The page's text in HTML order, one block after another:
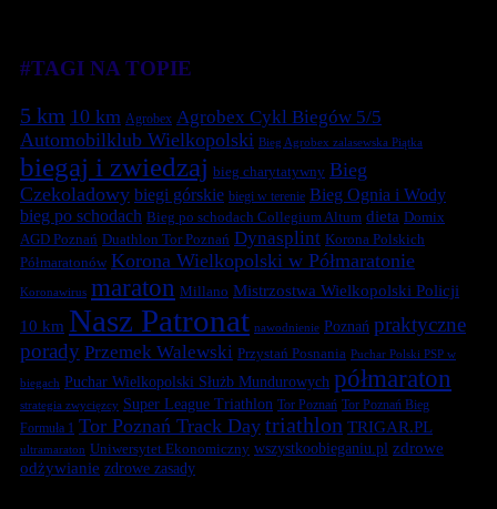
#TAGI NA TOPIE
5 km 10 km Agrobex Agrobex Cykl Biegów 5/5
Automobilklub Wielkopolski Bieg Agrobex zalasewska Piątka
biegaj i zwiedzaj bieg charytatywny Bieg
Czekoladowy biegi górskie biegi w terenie Bieg Ognia i Wody
bieg po schodach Bieg po schodach Collegium Altum dieta Domix
AGD Poznań Duathlon Tor Poznań Dynasplint Korona Polskich
Półmaratonów Korona Wielkopolski w Półmaratonie
Koronawirus maraton Millano Mistrzostwa Wielkopolski Policji
10 km Nasz Patronat nawodnienie Poznań praktyczne
porady Przemek Walewski Przystań Posnania Puchar Polski PSP w
biegach Puchar Wielkopolski Służb Mundurowych półmaraton
strategia zwycięzcy Super League Triathlon Tor Poznań Tor Poznań Bieg
Formuła 1 Tor Poznań Track Day triathlon TRIGAR.PL
ultramaraton Uniwersytet Ekonomiczny wszystkoobieganiu.pl zdrowe
odżywianie zdrowe zasady